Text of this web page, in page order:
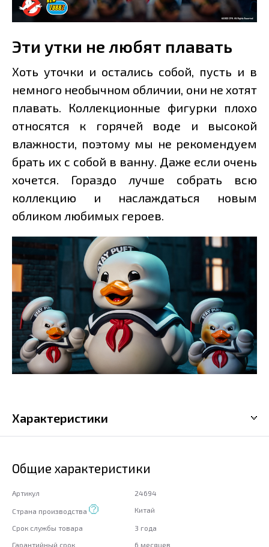
Эти утки не любят плавать
Хоть уточки и остались собой, пусть и в
немного необычном обличии, они не хотят
плавать. Коллекционные фигурки плохо
относятся к горячей воде и высокой
влажности, поэтому мы не рекомендуем
брать их с собой в ванну. Даже если очень
хочется. Гораздо лучше собрать всю
коллекцию и наслаждаться новым
обликом любимых героев.
Характеристики
Общие характеристики
Артикул 24694
Страна производства Китай
Срок службы товара
3 года
Гарантийный срок
6 месяцев